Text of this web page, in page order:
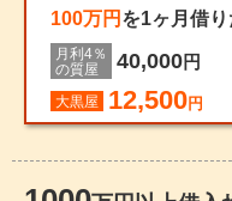
100万円 を1ヶ月借
月利4％
の質屋
40,000円
大黒屋 12,500円